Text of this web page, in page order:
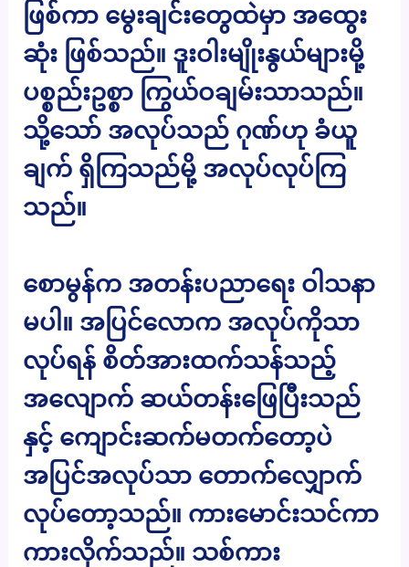
ဖြစ်ကာ မွေးချင်းတွေထဲမှာ အထွေး
ဆုံး ဖြစ်သည်။ ဒူးဝါးမျိုးနွယ်များမို့
ပစ္စည်းဥစ္စာ ကြွယ်ဝချမ်းသာသည်။
သို့သော် အလုပ်သည် ဂုဏ်ဟု ခံယူ
ချက် ရှိကြသည်မို့ အလုပ်လုပ်ကြ
သည်။
စောမွန်က အတန်းပညာရေး ဝါသနာ
မပါ။ အပြင်လောက အလုပ်ကိုသာ
လုပ်ရန် စိတ်အားထက်သန်သည့်
အလျောက် ဆယ်တန်းဖြေပြီးသည်
နှင့် ကျောင်းဆက်မတက်တော့ပဲ
အပြင်အလုပ်သာ တောက်လျှောက်
လုပ်တော့သည်။ ကားမောင်းသင်ကာ
ကားလိုက်သည်။ သစ်ကား